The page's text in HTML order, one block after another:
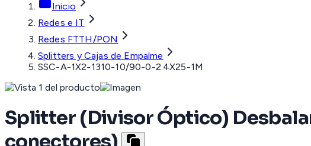
Inicio
Redes e IT
Redes FTTH/PON
Splitters y Cajas de Empalme
SSC-A-1X2-1310-10/90-0-2.4X25-1M
Splitter (Divisor Óptico)
conectores)